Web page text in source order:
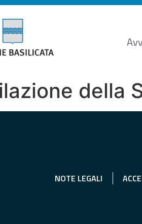
della
NOTE LEGALI